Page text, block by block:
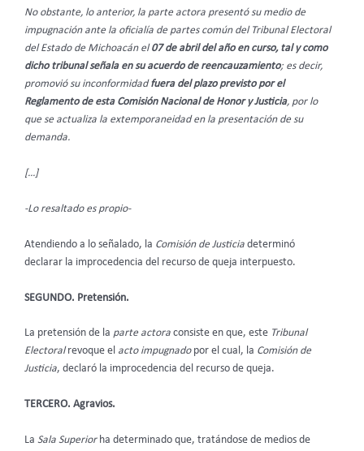
No obstante, lo anterior, la parte actora presentó su medio de
impugnación ante la oficialía de partes común del Tribunal Electoral
del Estado de Michoacán el 07 de abril del año en curso, tal y como
dicho tribunal señala en su acuerdo de reencauzamiento; es decir,
promovió su inconformidad fuera del plazo previsto por el
Reglamento de esta Comisión Nacional de Honor y Justicia, por lo
que se actualiza la extemporaneidad en la presentación de su
demanda.
[…]
-Lo resaltado es propio-
Atendiendo a lo señalado, la Comisión de Justicia determinó
declarar la improcedencia del recurso de queja interpuesto.
SEGUNDO. Pretensión.
La pretensión de la parte actora consiste en que, este Tribunal
Electoralrevoque el acto impugnadopor el cual, la Comisión de
Justicia, declaró la improcedencia del recurso de queja.
TERCERO. Agravios.
La Sala Superiorha determinado que, tratándose de medios de